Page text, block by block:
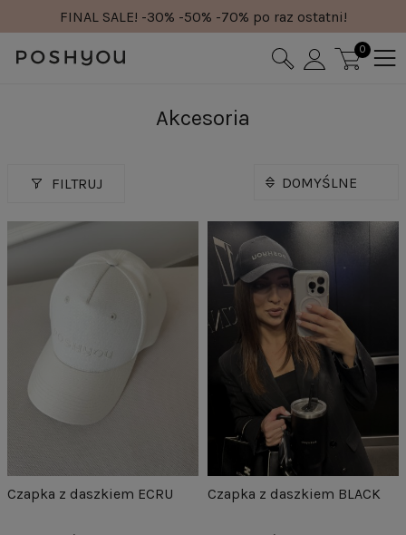
FINAL SALE! -30% -50% -70% po raz ostatni!
0
Akcesoria
FILTRUJ
Czapka z daszkiem ECRU Czapka z daszkiem BLACK